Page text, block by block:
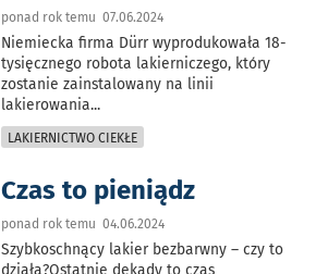
ponad rok temu 07.06.2024
Niemiecka firma Dürr wyprodukowała 18-
tysięcznego robota lakierniczego, który
zostanie zainstalowany na linii
lakierowania...
LAKIERNICTWO CIEKŁE
Czas to pieniądz
ponad rok temu 04.06.2024
Szybkoschnący lakier bezbarwny – czy to
działa?Ostatnie dekady to czas